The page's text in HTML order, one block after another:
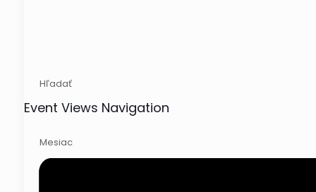
Hľadať
Event Views Navigation
Mesiac